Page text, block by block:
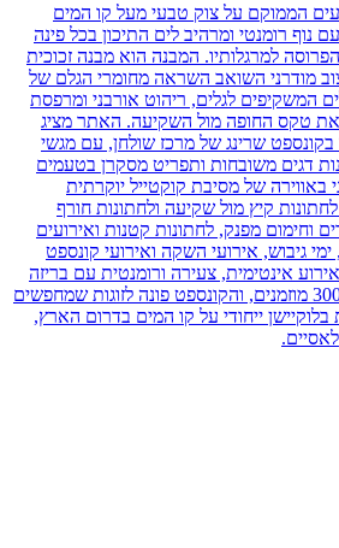
הממוקם על צוק טבעי מעל קו המים
נוף רומנטי ומרהיב לים התיכון בכל פינה
למרגלותיו. המבנה הוא מבנה זכוכית
מודרני השואב השראה מחומרי הגלם של
המשקיפים לגלים, ריהוט אורבני ומרפסת
את טקס החופה מול השקיעה. האתר מציג
בקונספט שרינג של מרכז שולחן, עם מגשי
דגים משובחות ותפריט מסקרן בטעמים
באווירה של מסיבת קוקטייל יוקרתית
קיץ מול שקיעה ולחתונות חורף
וחימום מפנק, לחתונות קטנות ואירועים
גיבוש, אירועי השקה ואירועי קונספט
אינטימית, צעירה ורומנטית עם בריזה
ישירה מהים, הקיבולת עד 300 מוזמנים, והקונספט פונה לזוגות שמחפשים
ייחודי על קו המים בדרום הארץ,